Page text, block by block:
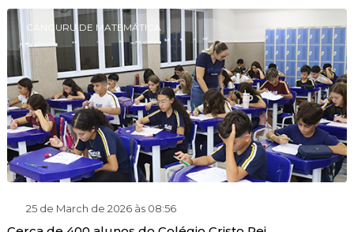
CANGURU DE MATEMÁTICA
25 de March de 2026 às 08:56